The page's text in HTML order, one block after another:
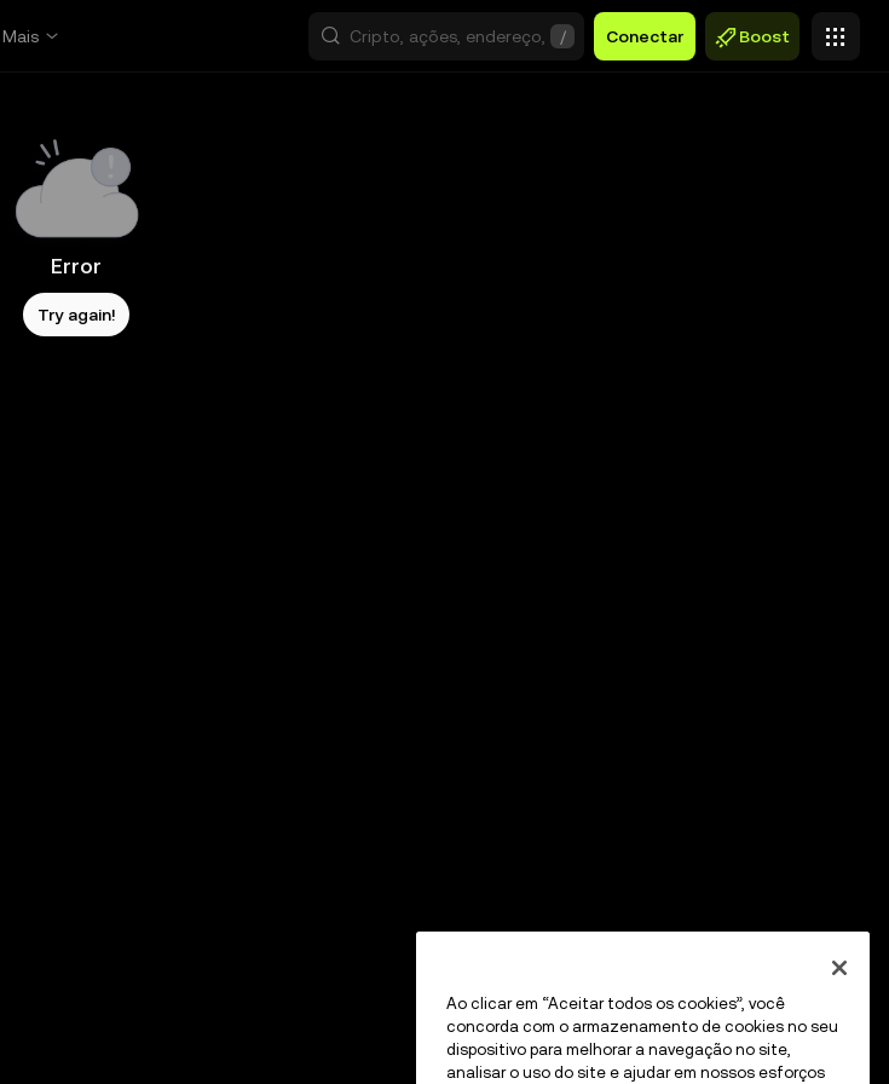
Mais / Conectar Boost
Error
Try again!
Ao clicar em “Aceitar todos os cookies”, você
concorda com o armazenamento de cookies no seu
dispositivo para melhorar a navegação no site,
analisar o uso do site e ajudar em nossos esforços